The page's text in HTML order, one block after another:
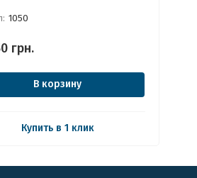
1050
грн.
В корзину
Купить в 1 клик